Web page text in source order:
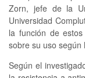
Zorn, jefe de la
Universidad
la función de
sobre su uso según
Según el